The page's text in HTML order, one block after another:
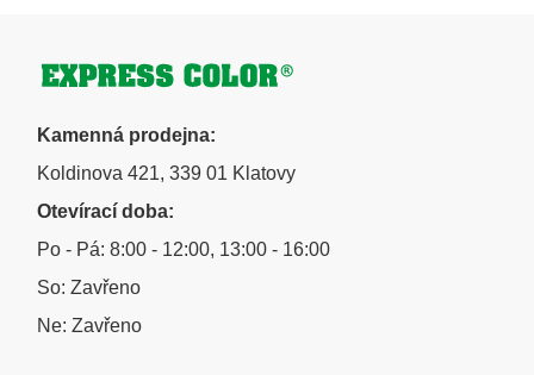
Zápatí
Kamenná prodejna:
Koldinova 421, 339 01 Klatovy
Otevírací doba:
Po - Pá: 8:00 - 12:00, 13:00 - 16:00
So: Zavřeno
Ne: Zavřeno